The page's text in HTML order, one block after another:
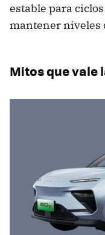
estable para
mantener niveles
Mitos que vale